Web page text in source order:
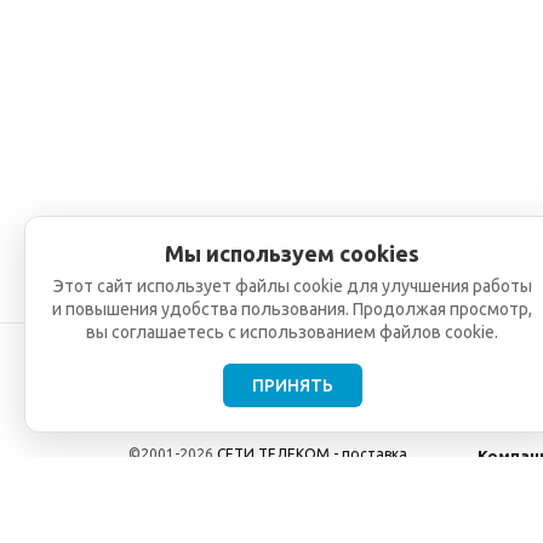
©2001-2026 СЕТИ ТЕЛЕКОМ - поставка,
Мы используем cookies
Этот сайт использует файлы cookie для улучшения работы
и повышения удобства пользования. Продолжая просмотр,
вы соглашаетесь с использованием файлов cookie.
ПРИНЯТЬ